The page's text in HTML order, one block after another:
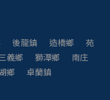
後龍鎮 造橋鄉
苑
義鄉 獅潭鄉
南庄
鄉
卓蘭鎮